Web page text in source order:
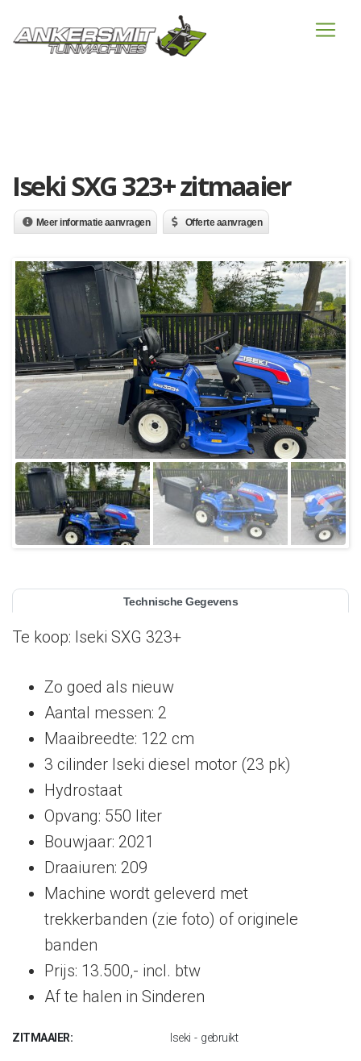
Iseki SXG 323+ zitmaaier
Meer informatie aanvragen Offerte aanvragen
Technische Gegevens
Te koop: Iseki SXG 323+
Zo goed als nieuw
Aantal messen: 2
Maaibreedte: 122 cm
3 cilinder Iseki diesel motor (23 pk)
Hydrostaat
Opvang: 550 liter
Bouwjaar: 2021
Draaiuren: 209
Machine wordt geleverd met
trekkerbanden (zie foto) of originele
banden
Prijs: 13.500,- incl. btw
Af te halen in Sinderen
ZITMAAIER: Iseki - gebruikt